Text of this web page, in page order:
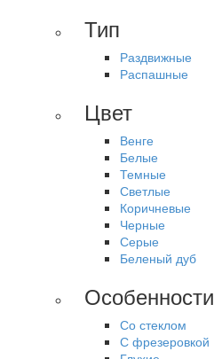
Тип
Раздвижные
Распашные
Цвет
Венге
Белые
Темные
Светлые
Коричневые
Черные
Серые
Беленый дуб
Особенности
Со стеклом
С фрезеровкой